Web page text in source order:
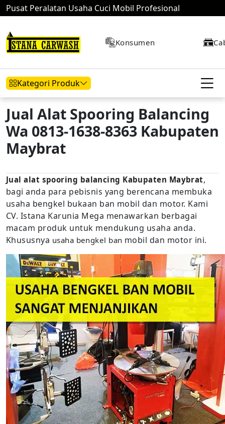
Pusat Peralatan Usaha Cuci Mobil Profesional
Konsumen
Kategori Produk
Hidrolik Mobil Hidrolik Motor Kompresor
Mesin Air
Jual Alat Spooring Balancing
Wa 0813-1638-8363 Kabupaten
Maybrat
Jual alat spooring balancing Kabupaten Maybrat,
bagi anda para pebisnis yang berencana membuka
usaha bengkel bukaan ban mobil dan motor. Kami
CV. Istana Karunia Mega menawarkan berbagai
macam produk untuk mendukung usaha anda.
Khususnya usaha bengkel ban mobil dan motor ini.